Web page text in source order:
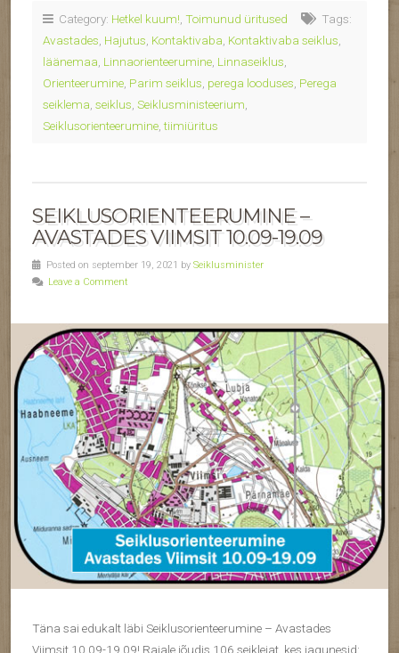
Category: Hetkel kuum! Toimunud üritused
Tags:
Avastades Hajutus Kontaktivaba Kontaktivaba seiklus
läänemaa Linnaorienteerumine Linnaseiklus
Orienteerumine Parim seiklus perega looduses Perega
seiklema seiklus Seiklusministeerium
Seiklusorienteerumine ,tiimiüritus
SEIKLUSORIENTEERUMINE –
AVASTADES VIIMSIT 10.09-19.09
Posted on september 19, 2021 by Seiklusminister
Leave a Comment
Täna sai edukalt läbi Seiklusorienteerumine – Avastades
Viimsit 10.09-19.09! Rajale jõudis 106 seiklejat, kes jagunesid: